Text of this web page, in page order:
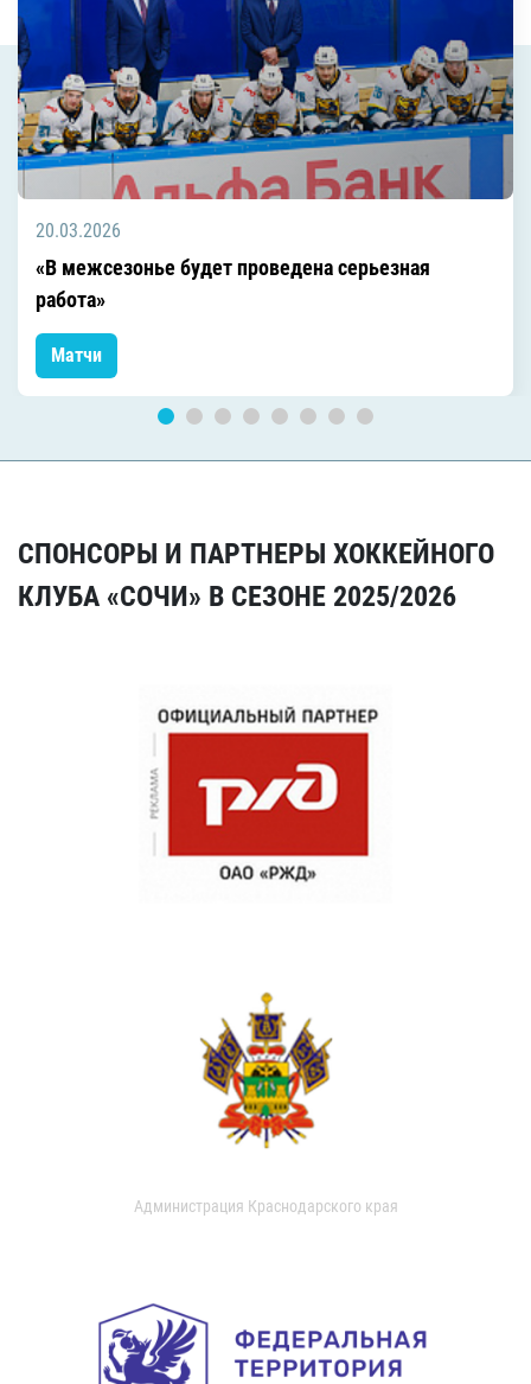
20.03.2026
«В межсезонье будет проведена серьезная
работа»
Матчи
СПОНСОРЫ И ПАРТНЕРЫ ХОККЕЙНОГО
КЛУБА «СОЧИ» В СЕЗОНЕ 2025/2026
Администрация Краснодарского края